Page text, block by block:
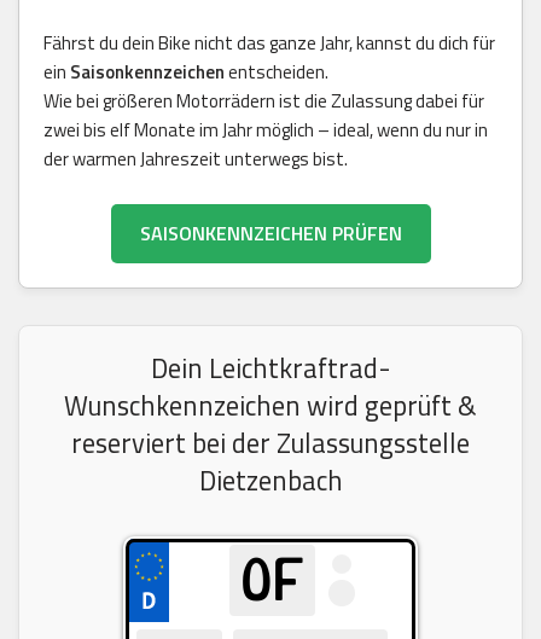
Fährst du dein Bike nicht das ganze Jahr, kannst du dich für
ein Saisonkennzeichenentscheiden.
Wie bei größeren Motorrädern ist die Zulassung dabei für
zwei bis elf Monate im Jahr möglich – ideal, wenn du nur in
der warmen Jahreszeit unterwegs bist.
SAISONKENNZEICHEN PRÜFEN
Dein Leichtkraftrad-
Wunschkennzeichen wird geprüft &
reserviert bei der Zulassungsstelle
Dietzenbach